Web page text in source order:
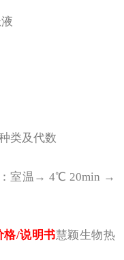
类及代数
室温→ 4℃ 20min →
格/说明书慧颖生物热